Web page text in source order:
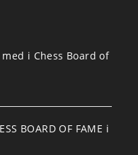
i Chess Board of
BOARD OF FAME i